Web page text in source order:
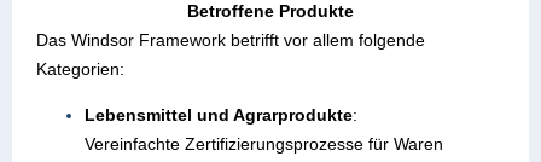
Betroffene Produkte
Das Windsor Framework betrifft vor allem folgende
Kategorien:
Lebensmittel und Agrarprodukte:
Vereinfachte Zertifizierungsprozesse für Waren